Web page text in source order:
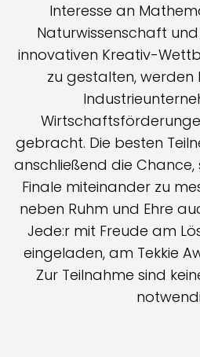
Interesse an
Naturwissenschaft und
innovativen Kreativ-
zu gestalten, werden
gebracht. Die besten
anschließend die Chance,
Finale miteinander zu
neben Ruhm und Ehre
Jede:r mit Freude am
eingeladen, am Tekkie
Zur Teilnahme sind